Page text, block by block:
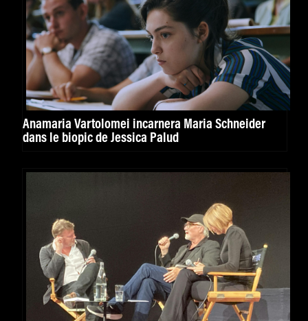
Anamaria Vartolomei incarnera Maria Schneider
dans le biopic de Jessica Palud